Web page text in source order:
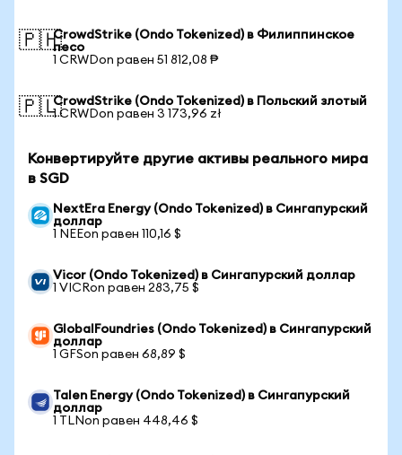
🇵🇭CrowdStrike (Ondo Tokenized) в Филиппинское
песо
1 CRWDon равен 51 812,08 ₱
🇵🇱CrowdStrike (Ondo Tokenized) в Польский злотый
1 CRWDon равен 3 173,96 zł
Конвертируйте другие активы реального мира
в SGD
NextEra Energy (Ondo Tokenized) в Сингапурский
доллар
1 NEEon равен 110,16 $
Vicor (Ondo Tokenized) в Сингапурский доллар
1 VICRon равен 283,75 $
GlobalFoundries (Ondo Tokenized) в Сингапурский
доллар
1 GFSon равен 68,89 $
Talen Energy (Ondo Tokenized) в Сингапурский
доллар
1 TLNon равен 448,46 $